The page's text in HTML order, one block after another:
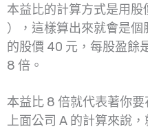
本益比的計算方式是用股
），這樣算出來就會是
的股價 40 元，每股盈餘
8 倍。
本益比 8 倍就代表著你
上面公司 A 的計算來說